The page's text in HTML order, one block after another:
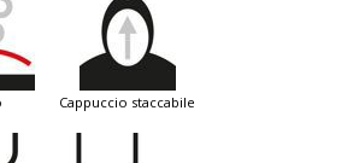
cappuccio staccabile